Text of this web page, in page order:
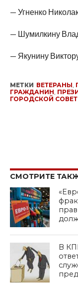
— Угненко
— Шумилкину
— Якунину
МЕТКИ ВЕТЕРАНЫ
ГРАЖДАНИН
ГОРОДСКОЙ СОВЕТ
СМОТРИТЕ
В